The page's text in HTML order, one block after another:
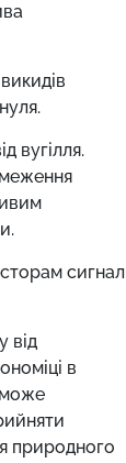
вугілля.
сигнал
від
в
може
природного